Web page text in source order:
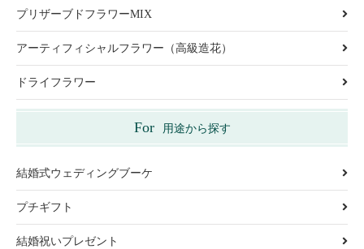
プリザーブドフラワーMIX
アーティフィシャルフラワー（高級造花）
ドライフラワー
For 用途から探す
結婚式ウェディングブーケ
プチギフト
結婚祝いプレゼント